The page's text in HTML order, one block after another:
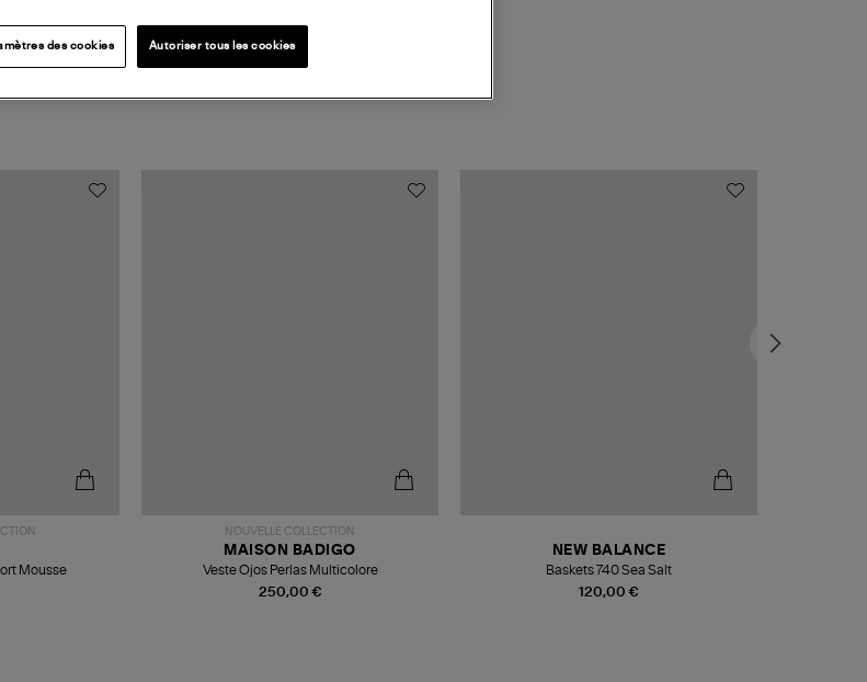
Mousse
NOUVELLE COLLECTION
250,00 €
MAISON BADIGO
Veste Ojos Perlas Multicolore
120,00 €
NEW BALANCE
Baskets 740 Sea Salt
des cookies Autoriser tous les cookies